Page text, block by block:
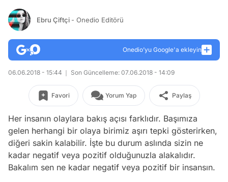
Ebru Çiftçi - Onedio Editörü
Onedio’yu Google'a ekleyin
06.06.2018 - 15:44 Son Güncelleme: 07.06.2018 - 14:09
Favori Yorum Yap Paylaş
Her insanın olaylara bakış açısı farklıdır. Başımıza
gelen herhangi bir olaya birimiz aşırı tepki gösterirken,
diğeri sakin kalabilir. İşte bu durum aslında sizin ne
kadar negatif veya pozitif olduğunuzla alakalıdır.
Bakalım sen ne kadar negatif veya pozitif bir insansın.